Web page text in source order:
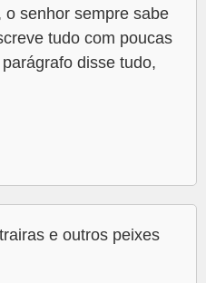
o senhor sempre sabe
tudo com poucas
disse tudo,
e outros peixes